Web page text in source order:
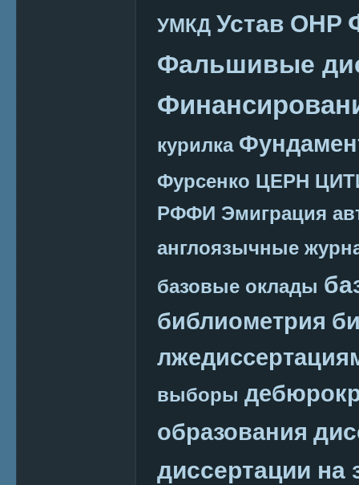
УМКД Устав ОНР
Фальшивые
курилка
Фурсенко ЦЕРН
РФФИ Эмиграция
англоязычные
базовые оклады
библиометрия
выборы
образования
диссертации на